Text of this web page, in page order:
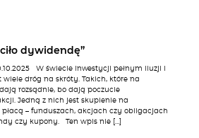
dywidendę”
W świecie inwestycji pełnym iluzji i
wiele dróg na skróty. Takich, które na
rozsądnie, bo dają poczucie
Jedną z nich jest skupienie na
– funduszach, akcjach czy obligacjach
czy kupony. Ten wpis nie […]